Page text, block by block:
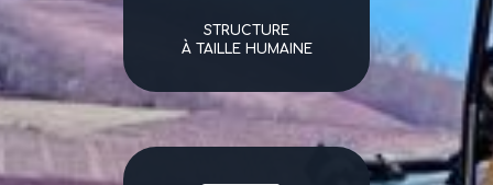
STRUCTURE
À TAILLE HUMAINE